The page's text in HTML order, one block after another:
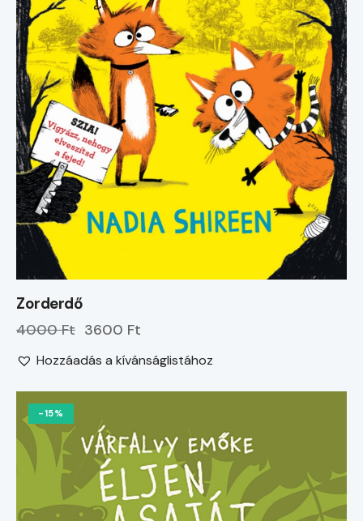
Zorderdő
4000 Ft 3600 Ft
Hozzáadás a kívánságlistához
-15%